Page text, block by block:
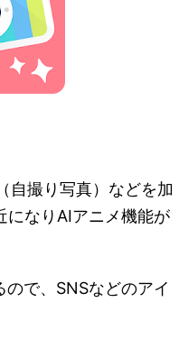
自撮り写真）などを加
になりAIアニメ機能が
で、SNSなどのアイ